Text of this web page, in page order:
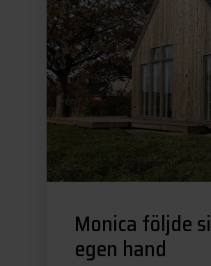
Monica följde
egen hand